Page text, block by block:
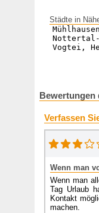
Städte in
Vogtei,
Bewertungen
Verfassen
Wenn man
Wenn man
Tag Urlaub
Kontakt
machen.